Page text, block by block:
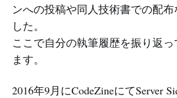
ンへの投稿や同人技術書での配布
した。
ここで自分の執筆履歴を振り返
ます。
2016年9月にCodeZineにてServer